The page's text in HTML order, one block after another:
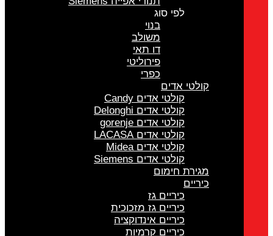
לפי סוג
בנוי
משולב
דו תאי
פירוליטי
כפרי
קולטי אדים
קולטי אדים Candy
קולטי אדים Delonghi
קולטי אדים gorenje
קולטי אדים LACASA
קולטי אדים Midea
קולטי אדים Siemens
מגירת חימום
כיריים
כיריים גז
כיריים גז מזכוכית
כיריים אינדוקציה
כיריים קרמיות